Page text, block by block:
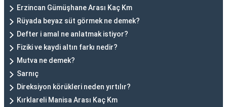
Erzincan Gümüşhane Arası Kaç Km
Rüyada beyaz süt görmek ne demek?
Defter i amal ne anlatmak istiyor?
Fiziki ve kaydi altın farkı nedir?
Mutva ne demek?
Sarnıç
Direksiyon körükleri neden yırtılır?
Kırklareli Manisa Arası Kaç Km